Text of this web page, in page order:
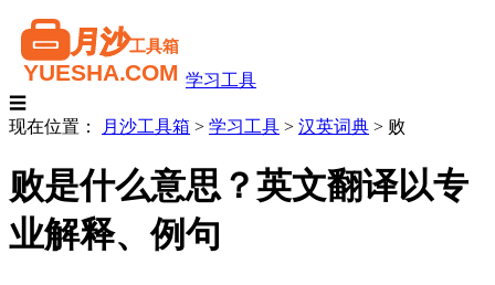
学习工具
☰
现在位置：
月沙工具箱 > 学习工具 > 汉英词典 > 败
败是什么意思？英文翻译以专
业解释、例句